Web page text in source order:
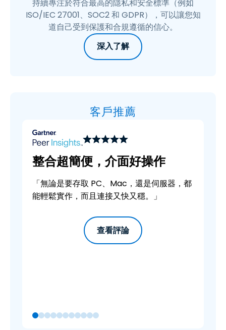
持續專注於符合最高的隱私和安全標準（例如
ISO/IEC 27001、SOC2 和 GDPR），可以讓您知
道自己受到保護和合規遵循的信心。
深入了解
客戶推薦
整合超簡便，介面好操作
「無論是要存取 PC、Mac，還是伺服器，都
能輕鬆實作，而且連接又快又穩。」
查看評論